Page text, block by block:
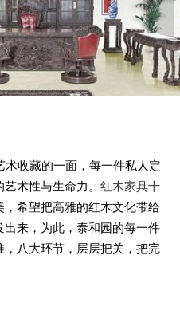
收藏的一面，每一件私人定
术性与生命力。 红木家具十
希望把高雅的红木文化带给
来，为此，泰和园的每一件
八大环节，层层把关，把完